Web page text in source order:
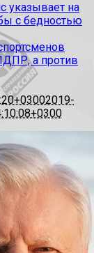
указывает на
с бедностью
а против
2019-